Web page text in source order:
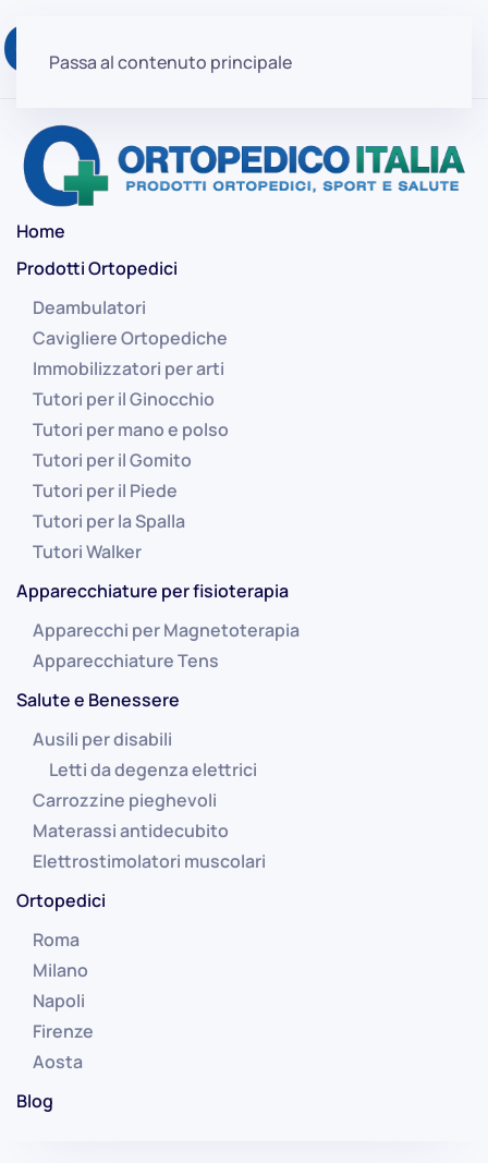
Passa al contenuto principale
Home
Prodotti Ortopedici
Deambulatori
Cavigliere Ortopediche
Immobilizzatori per arti
Tutori per il Ginocchio
Tutori per mano e polso
Tutori per il Gomito
Tutori per il Piede
Tutori per la Spalla
Tutori Walker
Apparecchiature per fisioterapia
Apparecchi per Magnetoterapia
Apparecchiature Tens
Salute e Benessere
Ausili per disabili
Letti da degenza elettrici
Carrozzine pieghevoli
Materassi antidecubito
Elettrostimolatori muscolari
Ortopedici
Roma
Milano
Napoli
Firenze
Aosta
Blog